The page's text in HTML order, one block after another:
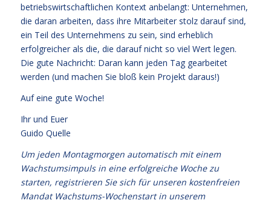
betriebswirtschaftlichen Kontext anbelangt: Unternehmen,
die daran arbeiten, dass ihre Mitarbeiter stolz darauf sind,
ein Teil des Unternehmens zu sein, sind erheblich
erfolgreicher als die, die darauf nicht so viel Wert legen.
Die gute Nachricht: Daran kann jeden Tag gearbeitet
werden (und machen Sie bloß kein Projekt daraus!)
Auf eine gute Woche!
Ihr und Euer
Guido Quelle
Um jeden Montagmorgen automatisch mit einem
Wachstumsimpuls in eine erfolgreiche Woche zu
starten, registrieren Sie sich für unseren kostenfreien
Mandat Wachstums-Wochenstart in unserem